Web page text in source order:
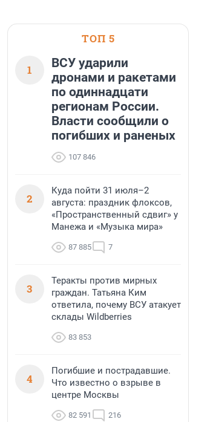
ТОП 5
1
ВСУ ударили
дронами и ракетами
по одиннадцати
регионам России.
Власти сообщили о
погибших и раненых
107 846
2
Куда пойти 31 июля–2
августа: праздник флоксов,
«Пространственный сдвиг» у
Манежа и «Музыка мира»
87 885 7
3
Теракты против мирных
граждан. Татьяна Ким
ответила, почему ВСУ атакует
склады Wildberries
83 853
4
Погибшие и пострадавшие.
Что известно о взрыве в
центре Москвы
82 591 216